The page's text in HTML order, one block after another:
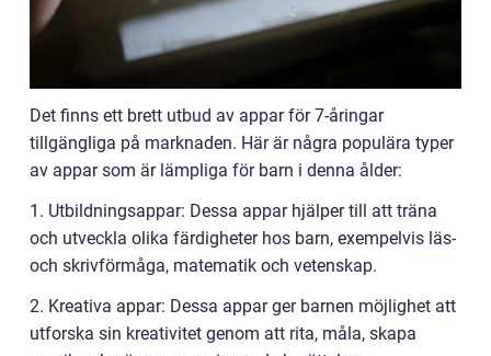
Det finns ett brett utbud av appar för 7-åringar
tillgängliga på marknaden. Här är några populära typer
av appar som är lämpliga för barn i denna ålder:
1. Utbildningsappar: Dessa appar hjälper till att träna
och utveckla olika färdigheter hos barn, exempelvis läs-
och skrivförmåga, matematik och vetenskap.
2. Kreativa appar: Dessa appar ger barnen möjlighet att
utforska sin kreativitet genom att rita, måla, skapa